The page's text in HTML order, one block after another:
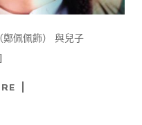
佩佩飾） 與兒子